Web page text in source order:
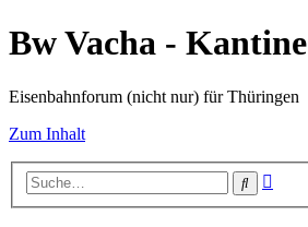
Bw Vacha - Kantine
Eisenbahnforum (nicht nur) für Thüringen
Zum Inhalt
Suche